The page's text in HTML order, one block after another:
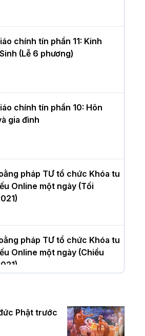
pháp mùa
cử làm tân
Nghệ An
Tùng tái đắc
thành phố Hải
2031
được suy
GHPGVN tỉnh
hạ Bồ Đề trang
cư PL.2570 –
chính tín phần 11: Kinh
(Lễ 6 phương)
chính tín phần 10: Hôn
gia đình
pháp TƯ tổ chức Khóa tu
Online một ngày (Tối
pháp TƯ tổ chức Khóa tu
Online một ngày (Chiều
pháp TƯ tổ chức Khóa tu
Online một ngày (Sáng
Phật trước